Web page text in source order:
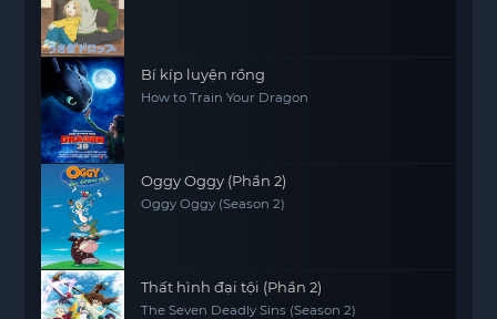
Bí kíp luyện rồng
How to Train Your Dragon
Oggy Oggy (Phần 2)
Oggy Oggy (Season 2)
Thất hình đại tội (Phần 2)
The Seven Deadly Sins (Season 2)